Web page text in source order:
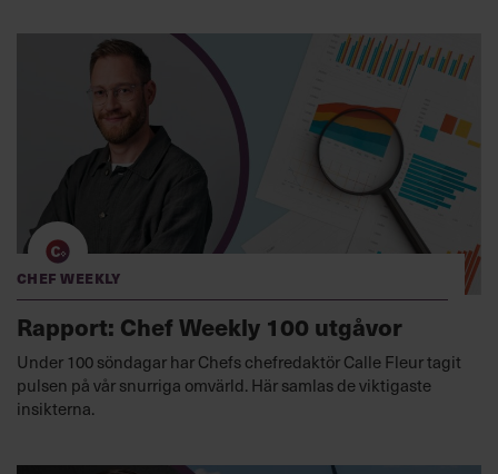
Chef Weekly
Rapport: Chef Weekly 100 utgåvor
Under 100 söndagar har Chefs chefredaktör Calle Fleur tagit
pulsen på vår snurriga omvärld. Här samlas de viktigaste
insikterna.